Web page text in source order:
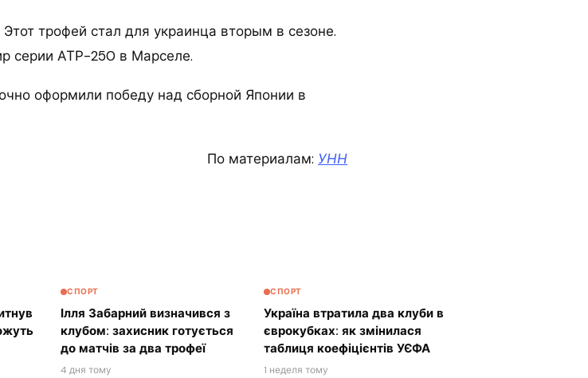
трофей стал для украинца вторым в сезоне.
серии АТР-250 в Марселе.
оформили победу над сборной Японии в
По материалам: УНН
СПОРТ
Ілля Забарний визначився з
клубом: захисник готується
до матчів за два трофеї
4 дня тому
СПОРТ
Україна втратила два клуби в
єврокубках: як змінилася
таблиця коефіцієнтів УЄФА
1 неделя тому